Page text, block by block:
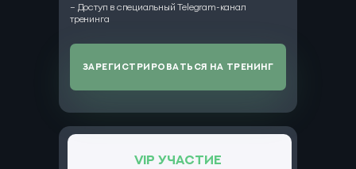
— Доступ в специальный Telegram-канал
тренинга
VIP участие
зарегистрироваться на тренинг